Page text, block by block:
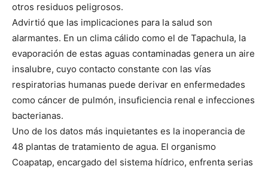
otros residuos peligrosos.
Advirtió que las implicaciones para la salud son
alarmantes. En un clima cálido como el de Tapachula, la
evaporación de estas aguas contaminadas genera un aire
insalubre, cuyo contacto constante con las vías
respiratorias humanas puede derivar en enfermedades
como cáncer de pulmón, insuficiencia renal e infecciones
bacterianas.
Uno de los datos más inquietantes es la inoperancia de
48 plantas de tratamiento de agua. El organismo
Coapatap, encargado del sistema hídrico, enfrenta serias